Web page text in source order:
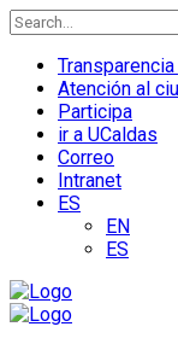
Atención al
Participa
ir a UCaldas
Correo
Intranet
ES
EN
ES